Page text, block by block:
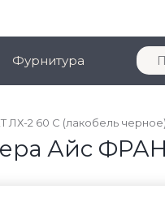
Фурнитура
ЛХ-2 60 С (лакобель
Айс